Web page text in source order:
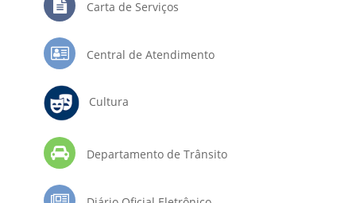
Carta de Serviços
Central de Atendimento
Cultura
Departamento de Trânsito